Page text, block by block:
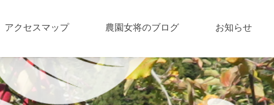
アクセスマップ 農園女将のブログ お知らせ